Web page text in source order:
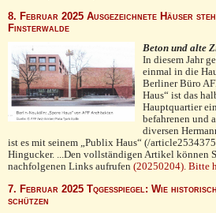
8. Februar 2025 Ausgezeichnete Häuser
Finsterwalde
Beton und alte
In diesem Jahr
einmal in die
Berliner Büro
Haus“ ist das
Hauptquartier
befahrenen und
diversen
ist es mit seinem „Publix Haus“ (/
Hingucker. ...Den vollständigen Artikel können
nachfolgenen Links aufrufen (20250204). Bitte
7. Februar 2025 Tqgesspiegel: Wie
schützen